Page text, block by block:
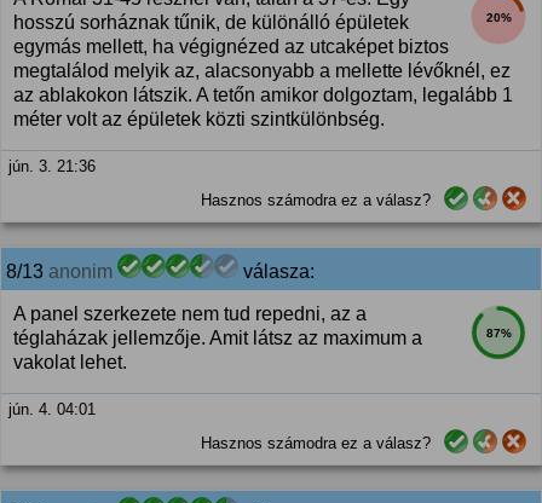
20%
hosszú sorháznak tűnik, de különálló épületek
egymás mellett, ha végignézed az utcaképet biztos
megtalálod melyik az, alacsonyabb a mellette lévőknél, ez
az ablakokon látszik. A tetőn amikor dolgoztam, legalább 1
méter volt az épületek közti szintkülönbség.
jún. 3. 21:36
Hasznos számodra ez a válasz?
8/13 anonim válasza:
87%
A panel szerkezete nem tud repedni, az a
téglaházak jellemzője. Amit látsz az maximum a
vakolat lehet.
jún. 4. 04:01
Hasznos számodra ez a válasz?